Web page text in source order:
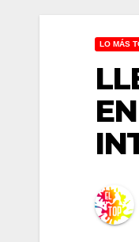
LO MÁS